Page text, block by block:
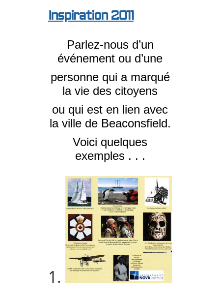
Inspiration 2011
Parlez-nous d’un
événement ou d’une
personne qui a marqué
la vie des citoyens
ou qui est en lien avec
la ville de Beaconsfield.
Voici quelques
exemples . . .